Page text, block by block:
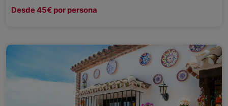
Desde 45€ por persona